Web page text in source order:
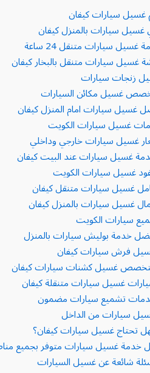
غسيل سيارات كيفان
غسيل سيارات بالمنزل كيفان
غسيل سيارات متنقل 24 ساعة
غسيل سيارات متنقل بالبخار كيفان
زنجات سيارات
غسيل مكائن السيارات
غسيل سيارات امام المنزل كيفان
غسيل سيارات الكويت
غسيل سيارات خارجي وداخلي
غسيل سيارات عند البيت كيفان
غسيل سيارات الكويت
غسيل سيارات متنقل كيفان
غسيل سيارات بالمنزل كيفان
سيارات الكويت
خدمة بوليش سيارات بالمنزل
فرش سيارات كيفان
غسيل كشنات سيارات كيفان
غسيل سيارات متنقلة كيفان
تشميع سيارات مضمون
سيارات من الداخل
تحتاج غسيل سيارات كيفان؟
خدمة غسيل سيارات متوفر بجميع
شائعة عن غسيل السيارات